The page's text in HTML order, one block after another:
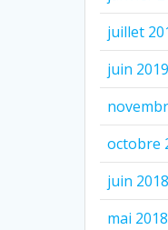
juillet
juin 2019
octobre
juin 2018
mai 2018